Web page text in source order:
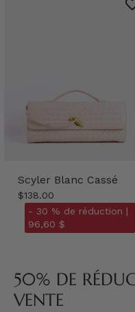
Scyler Blanc Cassé
$138.00
- 30 % de réduction |
96,60 $
50% DE
VENTE